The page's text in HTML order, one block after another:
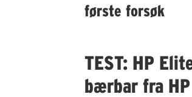
første forsøk
TEST: HP
bærbar fra HP